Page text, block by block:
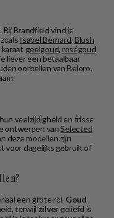
Brandfield vind je
Isabel Bernard, Blush
geelgoud, roségoud
liever een betaalbaar
oorbellen van Beloro.
veelzijdigheid en frisse
ontwerpen vanSelected
deze modellen zijn
voor dagelijks gebruik of
een grote rol. Goud
terwijl zilver geliefd is